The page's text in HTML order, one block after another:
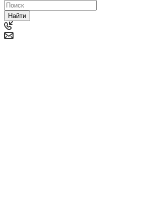
Найти